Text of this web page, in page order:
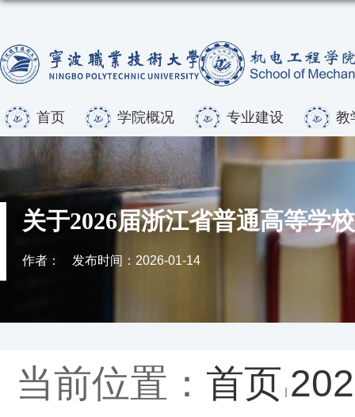
首页 学院概况 专业建设 教
关于2026届浙江省普通高等学
作者： 发布时间：2026-01-14
当前位置： 首页